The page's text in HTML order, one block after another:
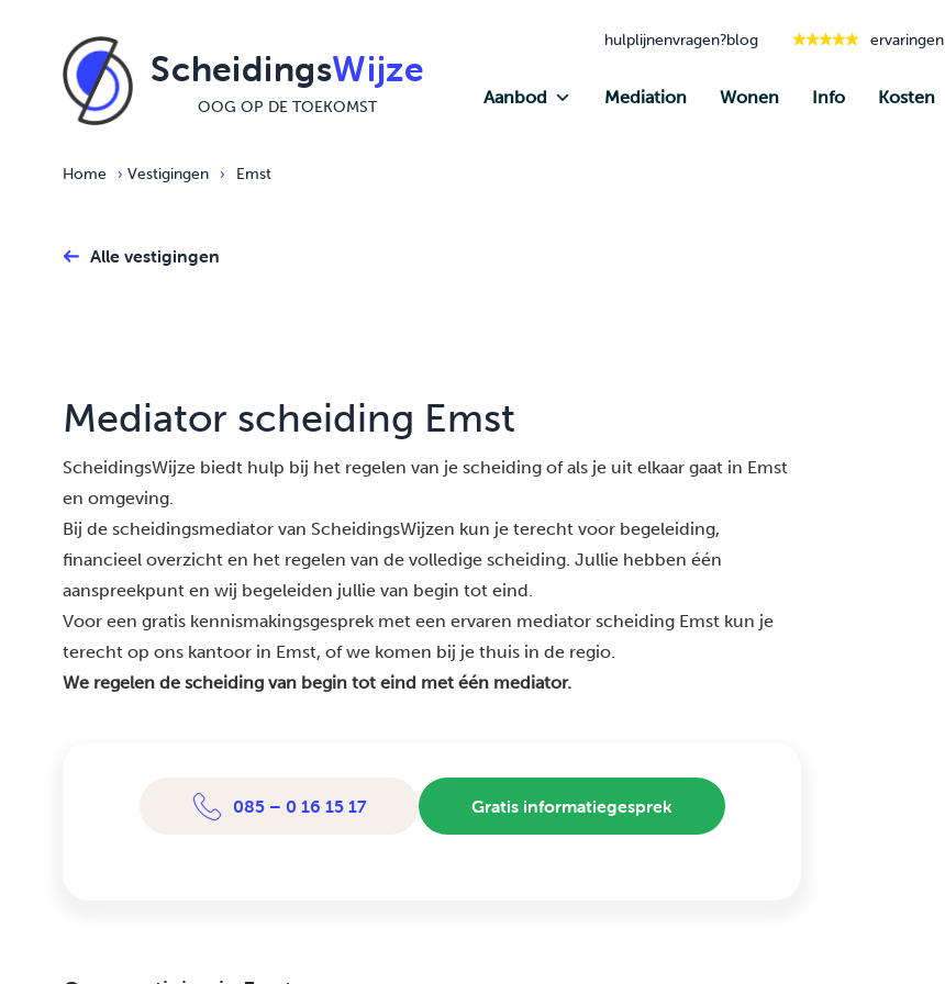
ScheidingsWijze
OOG OP DE TOEKOMST
hulplijnenvragen?blog ervaringen
Aanbod Mediation Wonen Info Kosten
Home › Vestigingen › Emst
Alle vestigingen
Mediator scheiding Emst
ScheidingsWijze biedt hulp bij het regelen van je scheiding of als je uit elkaar gaat in Emst
en omgeving.
Bij de scheidingsmediator van ScheidingsWijzen kun je terecht voor begeleiding,
financieel overzicht en het regelen van de volledige scheiding. Jullie hebben één
aanspreekpunt en wij begeleiden jullie van begin tot eind.
Voor een gratis kennismakingsgesprek met een ervaren mediator scheiding Emst kun je
terecht op ons kantoor in Emst, of we komen bij je thuis in de regio.
We regelen de scheiding van begin tot eind met één mediator.
085 – 0 16 15 17 Gratis informatiegesprek